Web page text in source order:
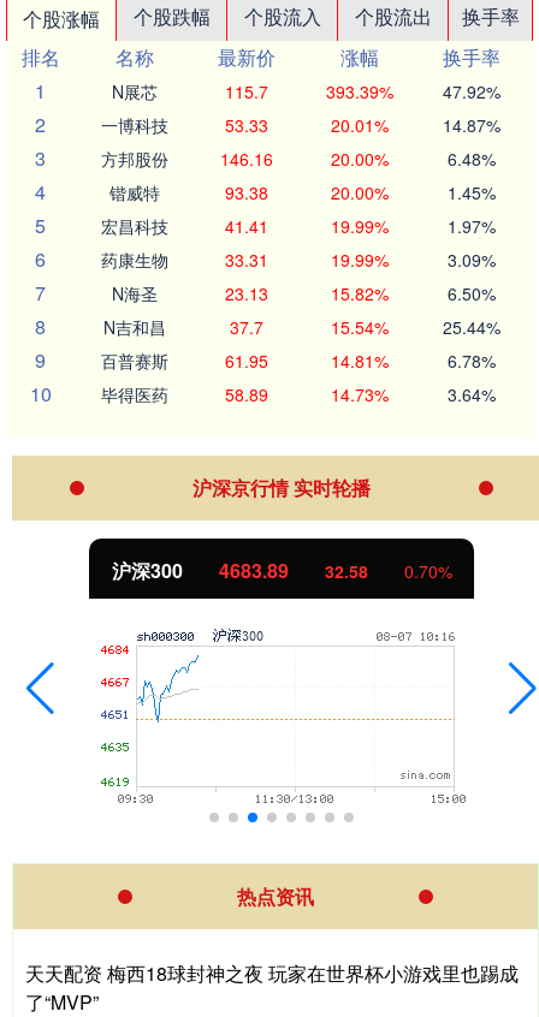
个股涨幅 个股跌幅 个股流入 个股流出
换手率
排名
名称 最新价 涨幅
换手率
1
N展芯 115.7 393.39% 47.92%
2 一博科技 53.33 20.01% 14.87%
3 方邦股份 146.16 20.00% 6.48%
4 锴威特 93.38 20.00% 1.45%
5 宏昌科技 41.41 19.99% 1.97%
6 药康生物 33.31 19.99% 3.09%
7 N海圣 23.13 15.82% 6.50%
8 N吉和昌 37.7 15.54% 25.44%
9 百普赛斯 61.95 14.81% 6.78%
10 毕得医药 58.89 14.73% 3.64%
沪深京行情 实时轮播
北证50 1122.38 -0.49 -0.04%
热点资讯
天天配资 梅西18球封神之夜 玩家在世界杯小游戏里也踢成
了“MVP”